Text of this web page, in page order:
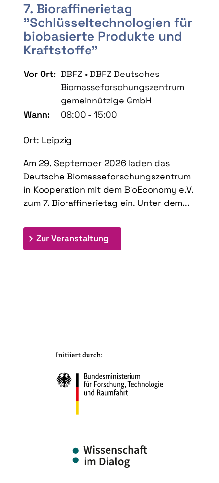
7. Bioraffinerietag
"Schlüsseltechnologien für
biobasierte Produkte und
Kraftstoffe"
Vor Ort: DBFZ • DBFZ Deutsches
Biomasseforschungszentrum
gemeinnützige GmbH
Wann:
08:00 - 15:00
Ort: Leipzig
Am 29. September 2026 laden das
Deutsche Biomasseforschungszentrum
in Kooperation mit dem BioEconomy e.V.
zum 7. Bioraffinerietag ein. Unter dem...
Zur Veranstaltung